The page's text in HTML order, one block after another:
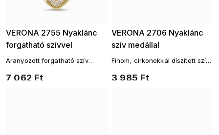
VERONA 2755 Nyaklánc
forgatható szívvel
7 062 Ft
Aranyozott forgatható szív
VERONA 2706 Nyaklánc
szív medállal
3 985 Ft
Finom, cirkonokkal díszített szív